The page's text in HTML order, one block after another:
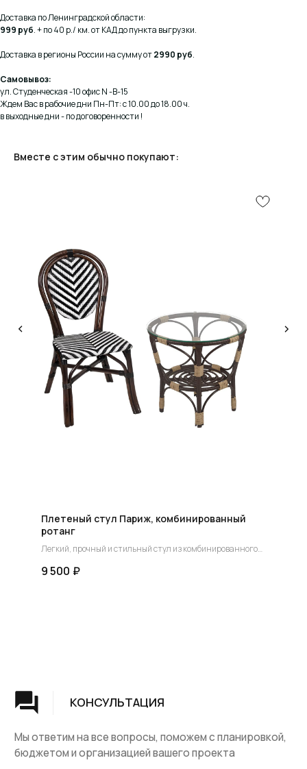
Доставка по Ленинградской области:
999 руб. + по 40 р./ км. от КАД до пункта выгрузки.
Доставка в регионы России на сумму от2990 руб.
Самовывоз:
ул. Студенческая -10 офис N -В-15
Ждем Вас в рабочие дни Пн-Пт: с 10.00 до 18.00 ч.
в выходные дни - по договоренности !
Вместе с этим обычно покупают:
Плетеный стул Париж, комбинированный
ротанг
Легкий, прочный и стильный стул из комбинированного
9 500 ₽
Опытные специалисты помогут Вам с дизайном
проекта, подберут нужные материалы и крепежи
ДИЗАЙН
КОНСУЛЬТАЦИЯ
Мы ответим на все вопросы, поможем с планировкой,
бюджетом и организацией вашего проекта
УСТАНОВКА
Скидки и акции
На металокаркасе
Мебель
Лестницы на заказ
ДПК, термодревесина